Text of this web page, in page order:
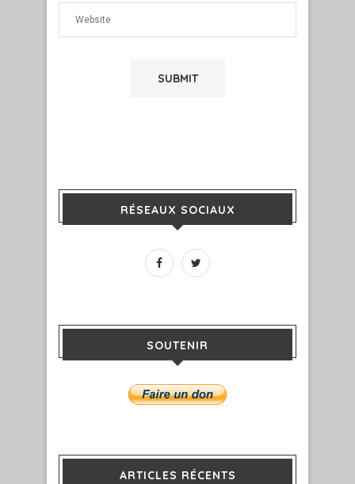
RÉSEAUX SOCIAUX
SOUTENIR
ARTICLES RÉCENTS